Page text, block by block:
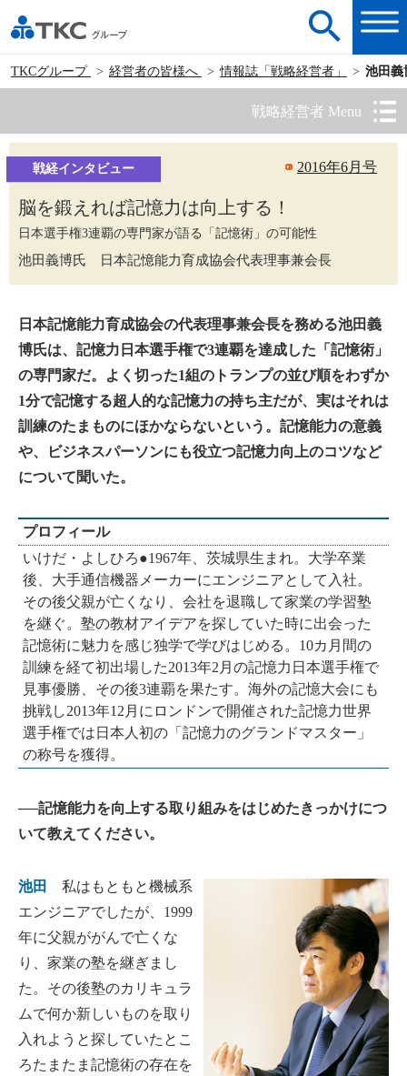
TKCグループ 経営者の皆様へ 情報誌「戦略経営者」 池田
戦略経営者 Menu
2016年6月号
戦経インタビュー
脳を鍛えれば記憶力は向上する！
日本選手権3連覇の専門家が語る「記憶術」の可能性
池田義博氏 日本記憶能力育成協会代表理事兼会長
日本記憶能力育成協会の代表理事兼会長を務める池田義
博氏は、記憶力日本選手権で3連覇を達成した「記憶術」
の専門家だ。よく切った1組のトランプの並び順をわずか
1分で記憶する超人的な記憶力の持ち主だが、実はそれは
訓練のたまものにほかならないという。記憶能力の意義
や、ビジネスパーソンにも役立つ記憶力向上のコツなど
について聞いた。
プロフィール
いけだ・よしひろ●1967年、茨城県生まれ。大学卒業
後、大手通信機器メーカーにエンジニアとして入社。
その後父親が亡くなり、会社を退職して家業の学習塾
を継ぐ。塾の教材アイデアを探していた時に出会った
記憶術に魅力を感じ独学で学びはじめる。10カ月間の
訓練を経て初出場した2013年2月の記憶力日本選手権で
見事優勝、その後3連覇を果たす。海外の記憶大会にも
挑戦し2013年12月にロンドンで開催された記憶力世界
選手権では日本人初の「記憶力のグランドマスター」
の称号を獲得。
──記憶能力を向上する取り組みをはじめたきっかけにつ
いて教えてください。
池田
私はもともと機械系
エンジニアでしたが、1999
年に父親ががんで亡くな
り、家業の塾を継ぎまし
た。その後塾のカリキュラ
ムで何か新しいものを取り
入れようと探していたとこ
ろたまたま記憶術の存在を